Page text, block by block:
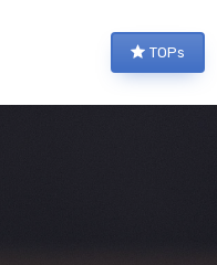
TOPs